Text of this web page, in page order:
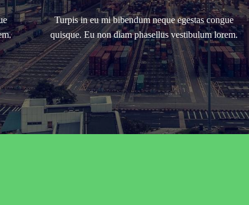
Turpis in eu mi bibendum neque egestas congue
quisque. Eu non diam phasellus vestibulum lorem.